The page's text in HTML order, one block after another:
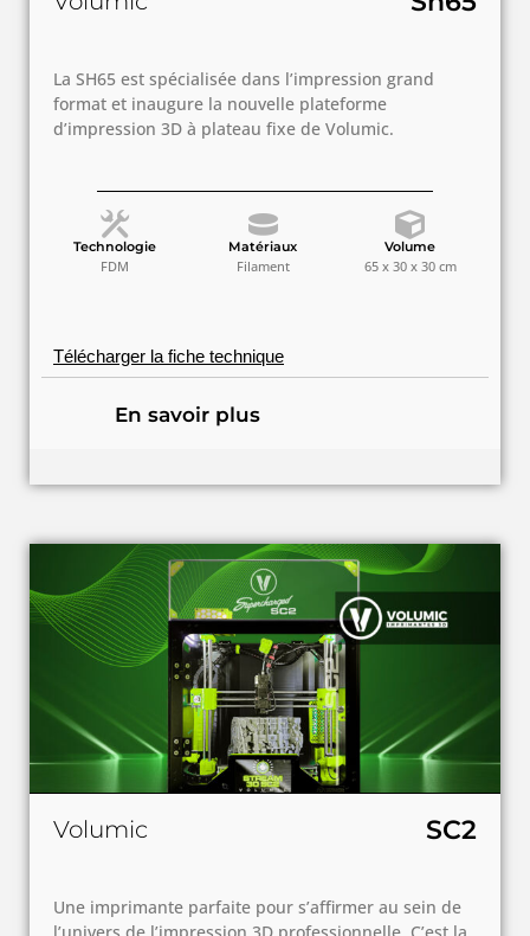
La SH65 est spécialisée dans l’impression grand
format et inaugure la nouvelle plateforme
d’impression 3D à plateau fixe de Volumic.
Technologie
FDM
Matériaux
Filament
Volume
65 x 30 x 30 cm
Télécharger la fiche technique
En savoir plus
Volumic SC2
Une imprimante parfaite pour s’affirmer au sein de